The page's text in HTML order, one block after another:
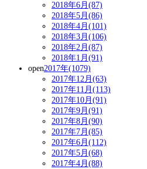
2018年6月(87)
2018年5月(86)
2018年4月(101)
2018年3月(106)
2018年2月(87)
2018年1月(91)
open2017年(1079)
2017年12月(63)
2017年11月(113)
2017年10月(91)
2017年9月(91)
2017年8月(90)
2017年7月(85)
2017年6月(112)
2017年5月(68)
2017年4月(88)